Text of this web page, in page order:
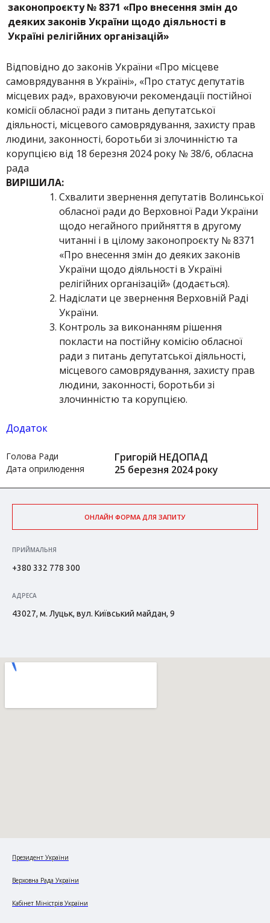
законопроєкту № 8371 «Про внесення змін до
деяких законів України щодо діяльності в
Україні релігійних організацій»
Відповідно до законів України «Про місцеве
самоврядування в Україні», «Про статус депутатів
місцевих рад», враховуючи рекомендації постійної
комісії обласної ради з питань депутатської
діяльності, місцевого самоврядування, захисту прав
людини, законності, боротьби зі злочинністю та
корупцією від 18 березня 2024 року № 38/6, обласна
рада
ВИРІШИЛА:
Схвалити звернення депутатів Волинської
обласної ради до Верховної Ради України
щодо негайного прийняття в другому
читанні і в цілому законопроєкту № 8371
«Про внесення змін до деяких законів
України щодо діяльності в Україні
релігійних організацій» (додається).
Надіслати це звернення Верховній Раді
України.
Контроль за виконанням рішення
покласти на постійну комісію обласної
ради з питань депутатської діяльності,
місцевого самоврядування, захисту прав
людини, законності, боротьби зі
злочинністю та корупцією.
Додаток
Голова Ради Григорій НЕДОПАД
Дата оприлюдення 25 березня 2024 року
ОНЛАЙН ФОРМА ДЛЯ ЗАПИТУ
ПРИЙМАЛЬНЯ
+380 332 778 300
АДРЕСА
43027, м. Луцьк, вул. Київський майдан, 9
Президент України
Верховна Рада України
Кабінет Міністрів України